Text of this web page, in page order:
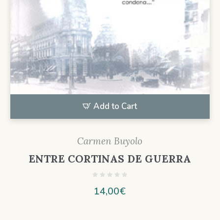
Add to Cart
Carmen Buyolo
ENTRE CORTINAS DE GUERRA
14,00€